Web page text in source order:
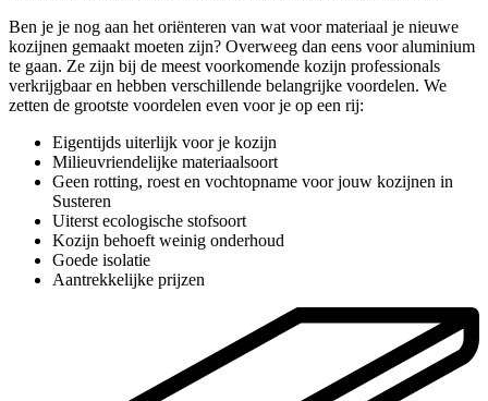
Ben je je nog aan het oriënteren van wat voor materiaal je nieuwe
kozijnen gemaakt moeten zijn? Overweeg dan eens voor aluminium
te gaan. Ze zijn bij de meest voorkomende kozijn professionals
verkrijgbaar en hebben verschillende belangrijke voordelen. We
zetten de grootste voordelen even voor je op een rij:
Eigentijds uiterlijk voor je kozijn
Milieuvriendelijke materiaalsoort
Geen rotting, roest en vochtopname voor jouw kozijnen in
Susteren
Uiterst ecologische stofsoort
Kozijn behoeft weinig onderhoud
Goede isolatie
Aantrekkelijke prijzen